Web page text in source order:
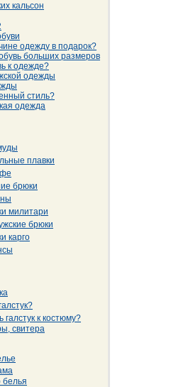
кальсон
одежду в подарок?
больших размеров
к одежде?
одежды
стиль?
одежда
плавки
брюки
милитари
брюки
карго
галстук к костюму?
свитера
белья